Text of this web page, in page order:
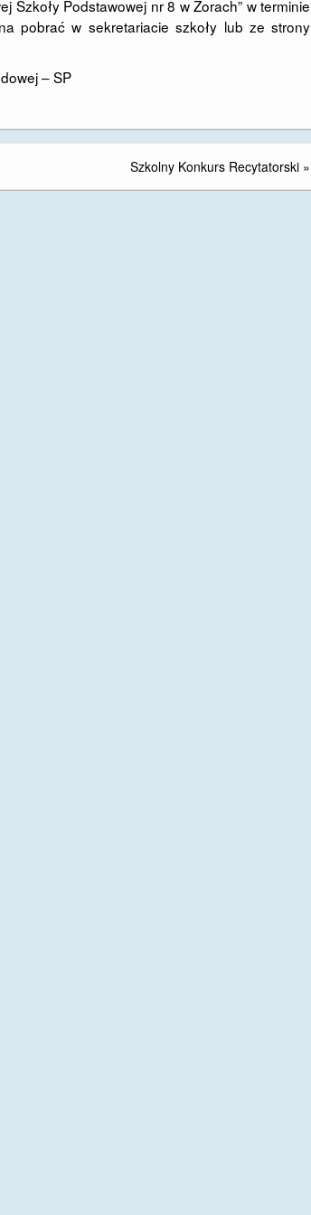
Szkoły Podstawowej nr 8 w Żorach” w terminie
pobrać w sekretariacie szkoły lub ze strony
– SP
Szkolny Konkurs Recytatorski »